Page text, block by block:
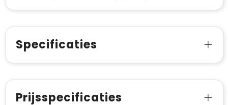
Specificaties
Prijsspecificaties